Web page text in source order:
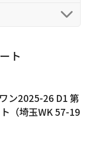
ト
ン2025-26 D1 第
（埼玉WK 57-19